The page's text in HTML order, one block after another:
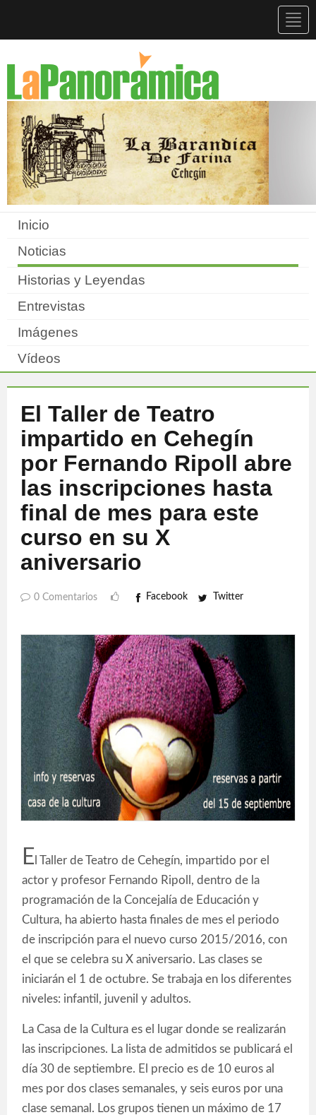
Inicio
Noticias
Historias y Leyendas
Entrevistas
Imágenes
Vídeos
El Taller de Teatro
impartido en Cehegín
por Fernando Ripoll abre
las inscripciones hasta
final de mes para este
curso en su X
aniversario
0 Comentarios Facebook Twitter
E l Taller de Teatro de Cehegín, impartido por el
actor y profesor Fernando Ripoll, dentro de la
programación de la Concejalía de Educación y
Cultura, ha abierto hasta finales de mes el periodo
de inscripción para el nuevo curso 2015/2016, con
el que se celebra su X aniversario. Las clases se
iniciarán el 1 de octubre. Se trabaja en los diferentes
niveles: infantil, juvenil y adultos.
La Casa de la Cultura es el lugar donde se realizarán
las inscripciones. La lista de admitidos se publicará el
día 30 de septiembre. El precio es de 10 euros al
mes por dos clases semanales, y seis euros por una
clase semanal. Los grupos tienen un máximo de 17